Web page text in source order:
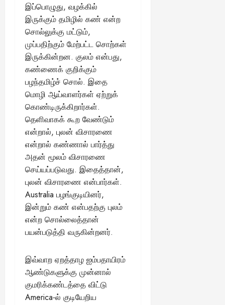
இப்பொழுது, வழக்கில்
இருக்கும் தமிழில் கண் என்ற
சொல்லுக்கு மட்டும்,
முப்பதிற்கும் மேற்பட்ட சொற்கள்
இருக்கின்றன. குலம் என்பது,
கண்ணைக் குறிக்கும்
பழந்தமிழ்ச் சொல். இதை
மொழி ஆய்வாளர்கள் ஏற்றுக்
கொண்டிருக்கிறார்கள்.
தெளிவாகக் கூற வேண்டும்
என்றால், புலன் விசாரணை
என்றால் கண்ணால் பார்த்து
அதன் மூலம் விசாரணை
செய்யப்படுவது. இதைத்தான்,
புலன் விசாரணை என்பார்கள்.
Australia பழங்குடியினர்,
இன்றும் கண் என்பதற்கு புலம்
என்ற சொல்லைத்தான்
பயன்படுத்தி வருகின்றனர்.
இவ்வாற ஏறத்தாழ ஐம்பதாயிரம்
ஆண்டுகளுக்கு முன்னால்
குமரிக்கண்டத்தை விட்டு
America-ல் குடியேறிய